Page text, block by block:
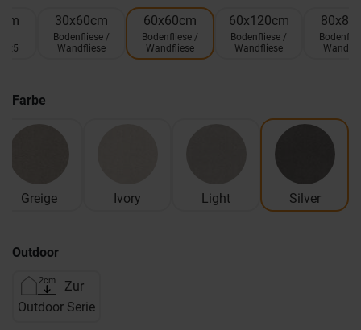
5x5
30x60cm
Bodenfliese /
Wandfliese
60x60cm
Bodenfliese /
Wandfliese
60x120cm
Bodenfliese /
Wandfliese
Farbe
Greige Ivory Light Silver
Outdoor
Zur
Outdoor Serie